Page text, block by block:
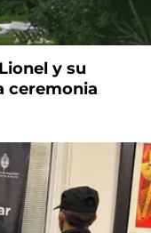
y su
ceremonia